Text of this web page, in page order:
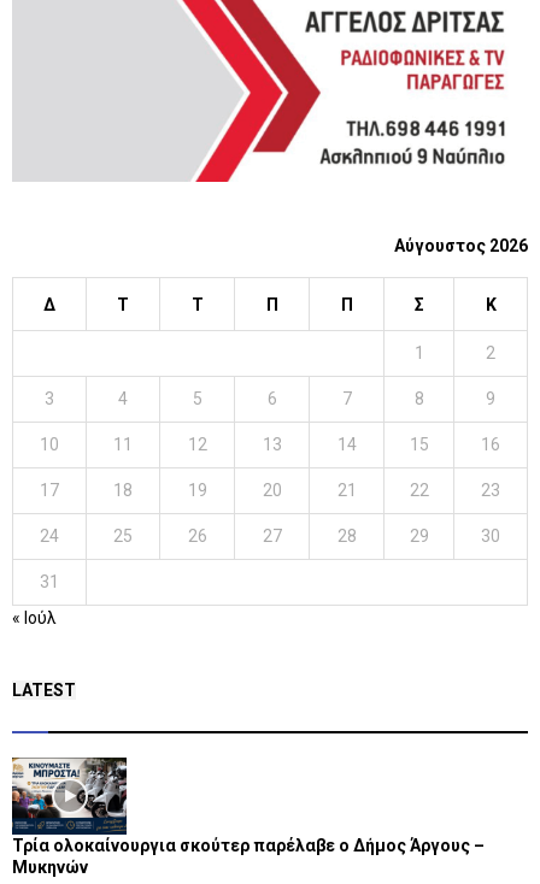
H
Αύγουστος 2026
Δ Τ Τ Π Π Σ Κ
1 2
3 4 5 6 7 8 9
10 11 12 13 14 15 16
17 18 19 20 21 22 23
24 25 26 27 28 29 30
31
« Ιούλ
LATEST
Τρία ολοκαίνουργια σκούτερ παρέλαβε o Δήμος Άργους –
Μυκηνών